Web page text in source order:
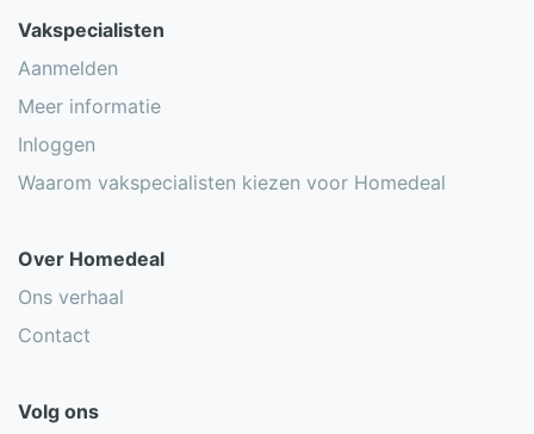
Vakspecialisten
Aanmelden
Meer informatie
Inloggen
Waarom vakspecialisten kiezen voor Homedeal
Over Homedeal
Ons verhaal
Contact
Volg ons